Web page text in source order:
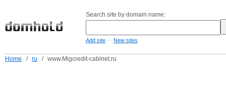
Search site by domain name:
Add site - New sites
Home / ru / www.Migcredit-cabinet.ru